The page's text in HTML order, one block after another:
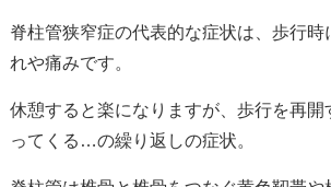
脊柱管狭窄症の代表的な症状は、歩行時
れや痛みです。
休憩すると楽になりますが、歩行を再開
ってくる…の繰り返しの症状。